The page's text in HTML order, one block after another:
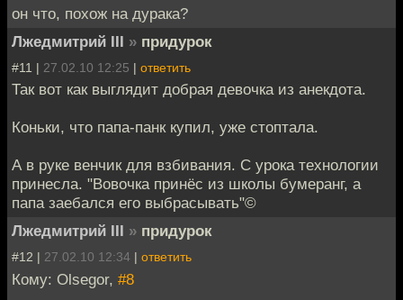
он что, похож на дурака?
Лжедмитрий III » придурок
#11 | 27.02.10 12:25 | ответить
Так вот как выглядит добрая девочка из анекдота.
Коньки, что папа-панк купил, уже стоптала.
А в руке венчик для взбивания. С урока технологии
принесла. "Вовочка принёс из школы бумеранг, а
папа заебался его выбрасывать"©
Лжедмитрий III » придурок
#12 | 27.02.10 12:34 | ответить
Кому: Olsegor, #8